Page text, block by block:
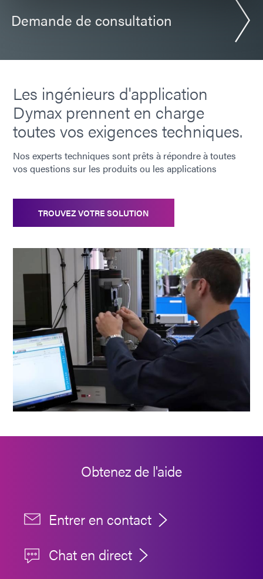
Demande de consultation
Les ingénieurs d'application
Dymax prennent en charge
toutes vos exigences techniques.
Nos experts techniques sont prêts à répondre à toutes
vos questions sur les produits ou les applications
TROUVEZ VOTRE SOLUTION
Obtenez de l'aide
Entrer en contact
Chat en direct